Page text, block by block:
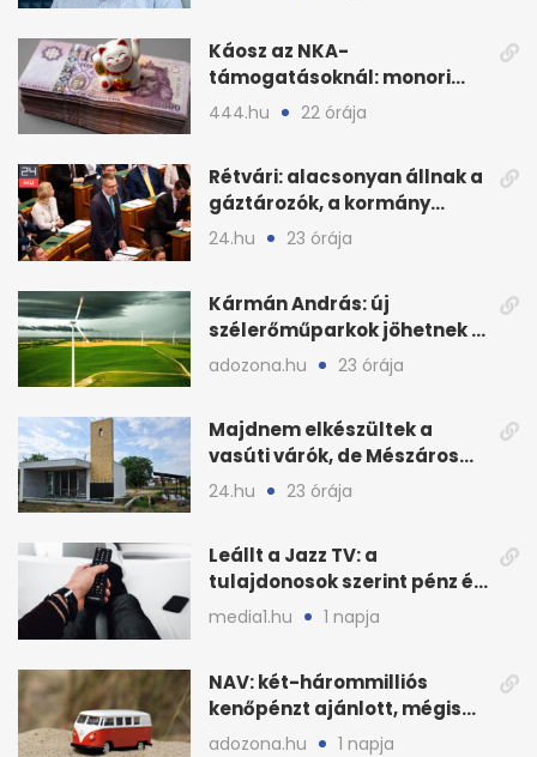
Káosz az NKA-
támogatásoknál: monori
civilek elszámolásai és
444.hu 22 órája
Rétvári: alacsonyan állnak a
gáztározók, a kormány
válságról válságra jut
24.hu 23 órája
Kármán András: új
szélerőműparkok jöhetnek a
kormányülés döntése
adozona.hu 23 órája
Majdnem elkészültek a
vasúti várók, de Mészáros
bizalmasa leromboltatja
24.hu 23 órája
Leállt a Jazz TV: a
tulajdonosok szerint pénz és
szabályok döntöttek
media1.hu 1 napja
NAV: két-hárommilliós
kenőpénzt ajánlott, mégis
lefoglalták a hamis árut
adozona.hu 1 napja